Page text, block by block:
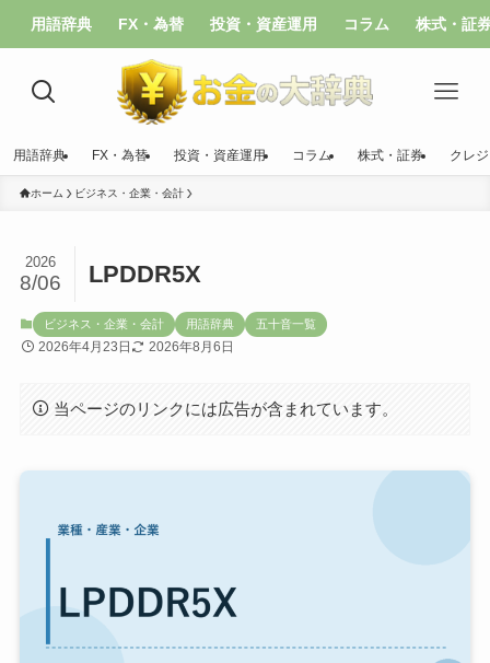
用語辞典 FX・為替 投資・資産運用 コラム 株式・証
用語辞典 FX・為替 投資・資産運用 コラム 株式・証券 クレ
ホーム ビジネス・企業・会計
LPDDR5X
2026
8/06
ビジネス・企業・会計 用語辞典 五十音一覧
2026年4月23日 2026年8月6日
当ページのリンクには広告が含まれています。